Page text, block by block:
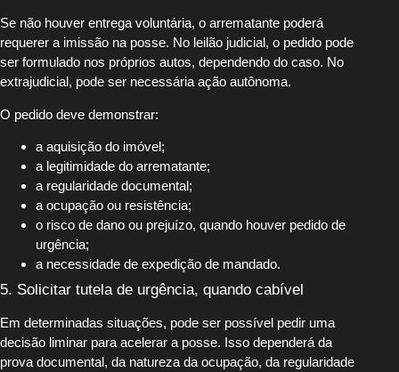
Se não houver entrega voluntária, o arrematante poderá
requerer a imissão na posse. No leilão judicial, o pedido pode
ser formulado nos próprios autos, dependendo do caso. No
extrajudicial, pode ser necessária ação autônoma.
O pedido deve demonstrar:
a aquisição do imóvel;
a legitimidade do arrematante;
a regularidade documental;
a ocupação ou resistência;
o risco de dano ou prejuízo, quando houver pedido de
urgência;
a necessidade de expedição de mandado.
5. Solicitar tutela de urgência, quando cabível
Em determinadas situações, pode ser possível pedir uma
decisão liminar para acelerar a posse. Isso dependerá da
prova documental, da natureza da ocupação, da regularidade